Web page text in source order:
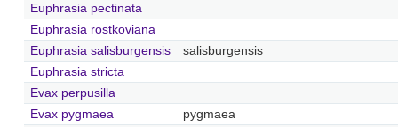
Euphrasia pectinata
Euphrasia rostkoviana
Euphrasia salisburgensis
salisburgensis
Euphrasia stricta
Evax perpusilla
Evax pygmaea
pygmaea